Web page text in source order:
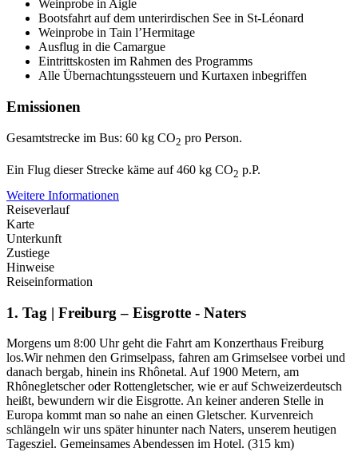
Weinprobe in Aigle
Bootsfahrt auf dem unterirdischen See in St-Léonard
Weinprobe in Tain l’Hermitage
Ausflug in die Camargue
Eintrittskosten im Rahmen des Programms
Alle Übernachtungssteuern und Kurtaxen inbegriffen
Emissionen
Gesamtstrecke im Bus: 60 kg CO2 pro Person.
Ein Flug dieser Strecke käme auf 460 kg CO2 p.P.
Weitere Informationen
Reiseverlauf
Karte
Unterkunft
Zustiege
Hinweise
Reiseinformation
1. Tag | Freiburg – Eisgrotte - Naters
Morgens um 8:00 Uhr geht die Fahrt am Konzerthaus Freiburg
los.Wir nehmen den Grimselpass, fahren am Grimselsee vorbei und
danach bergab, hinein ins Rhônetal. Auf 1900 Metern, am
Rhônegletscher oder Rottengletscher, wie er auf Schweizerdeutsch
heißt, bewundern wir die Eisgrotte. An keiner anderen Stelle in
Europa kommt man so nahe an einen Gletscher. Kurvenreich
schlängeln wir uns später hinunter nach Naters, unserem heutigen
Tagesziel. Gemeinsames Abendessen im Hotel. (315 km)